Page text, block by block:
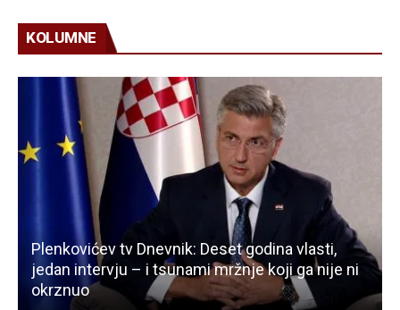
KOLUMNE
Plenkovićev tv Dnevnik: Deset godina vlasti,
jedan intervju – i tsunami mržnje koji ga nije ni
okrznuo